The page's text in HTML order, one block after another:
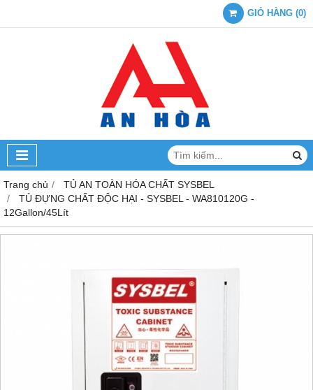
GIỎ HÀNG (0)
Trang chủ
TỦ AN TOÀN HÓA CHẤT SYSBEL
TỦ ĐỰNG CHẤT ĐỘC HẠI - SYSBEL - WA810120G -
12Gallon/45Lít